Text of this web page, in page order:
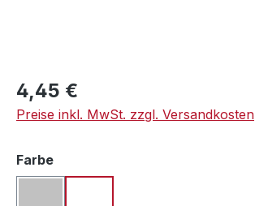
Regulärer Preis:
4,45 €
Preise inkl. MwSt. zzgl. Versandkosten
Farbeauswählen